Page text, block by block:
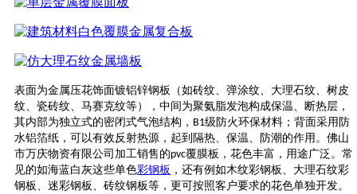
表面为金属压花饰面镀铝锌钢板（如砖纹、弹涂纹、大理石纹、树皮
纹、瓷砖纹、马赛克纹等），中间为聚氨脂发泡构成保温、断热层，
其内部为独立式的密闭式气泡结构， B1级防火环保材料；背面采用防
水铝箔纸，可以有效反射热源，起到隔热、保温、防潮的作用。 佛山
市万庆物资有限公司 加工销售的pvc覆膜板 ，花色丰富，用途广泛。常
见的如海蓝白灰这些单色彩钢板 ，还有例如木纹彩钢板、大理石纹彩
钢板、迷彩钢板、砖纹钢板等，更可按照客户要求的花色单独开发。